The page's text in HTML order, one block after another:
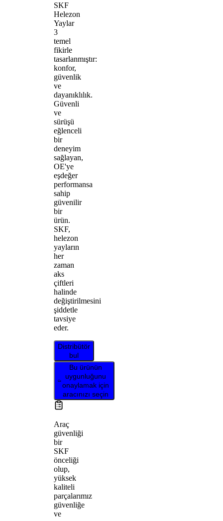
SKF
Helezon
Yaylar
3
temel
fikirle
tasarlanmıştır:
konfor,
güvenlik
ve
dayanıklılık.
Güvenli
ve
sürüşü
eğlenceli
bir
deneyim
sağlayan,
OE'ye
eşdeğer
performansa
sahip
güvenilir
bir
ürün.
SKF,
helezon
yayların
her
zaman
aks
çiftleri
halinde
değiştirilmesini
şiddetle
tavsiye
eder.
Distribütör
bul
Bu ürünün
uygunluğunu
onaylamak için
aracınızı seçin
Araç
güvenliği
bir
SKF
önceliği
olup,
yüksek
kaliteli
parçalarımız
güvenliğe
ve